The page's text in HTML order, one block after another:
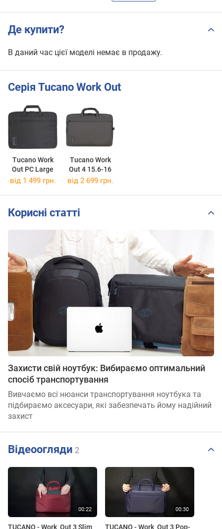
Де купити?
В даний час цієї моделі немає в продажу.
Серія Tucano Work Out
Tucano Work
Out PC Large
Tucano Work
Out 4 15.6-16
від 1 499 грн. від 2 699 грн.
Корисні статті
Захисти свій ноутбук: Вибираємо оптимальний
спосіб транспортування
Вивчаємо всі нюанси транспортування ноутбука та
підбираємо аксесуари, які забезпечать йому надійний
захист
Відеоогляди 2
TUCANO - Work_Out 3 Slim
TUCANO - Work_Out 3 Pop-